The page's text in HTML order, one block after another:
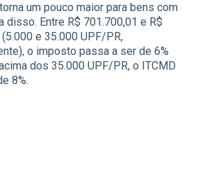
um pouco maior para bens com
disso. Entre R$ 701.700,01 e R$
e 35.000 UPF/PR,
o imposto passa a ser de 6%
dos 35.000 UPF/PR, o ITCMD
8%.